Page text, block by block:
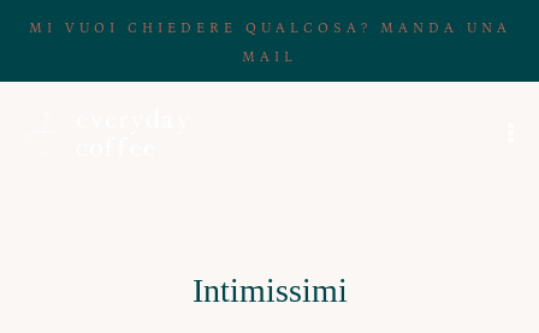
MI VUOI CHIEDERE QUALCOSA? MANDA UNA
MAIL
Intimissimi